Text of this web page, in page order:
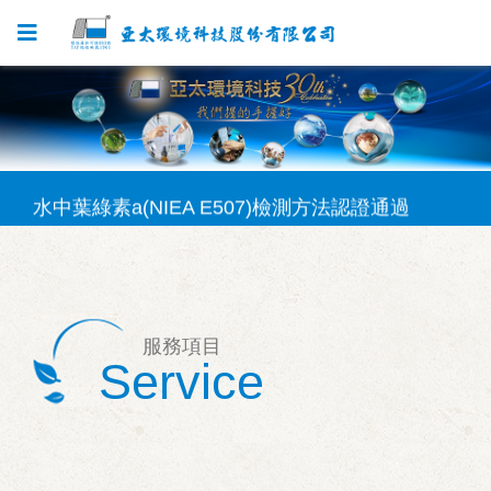
SVOC檢測方法認證通過
固體再生燃料(SRF)採樣方法認證通過
水中葉綠素a(NIEA E507)檢測方法認證通過
固體再生燃料(SRF)檢測方法認證通過
矽酸鹽(NIEA W450)檢測方法認證通過
SVOC檢測方法認證通過
固體再生燃料(SRF)採樣方法認證通過
服務項目
Service